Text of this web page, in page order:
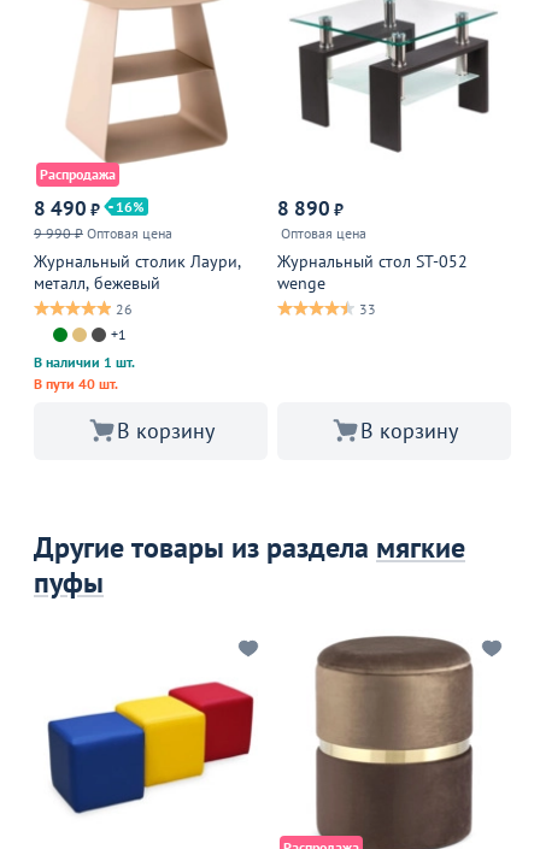
Распродажа
8 490 ₽
16
9 990 ₽ Оптовая цена
Журнальный столик Лаури,
металл, бежевый
26
+1
В наличии 1 шт.
В пути 40 шт.
В корзину
8 890 ₽
Оптовая цена
Журнальный стол ST-052
wenge
33
В корзину
Другие товары из раздела мягкие
пуфы